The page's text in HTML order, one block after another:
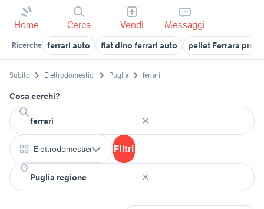
Home Cerca Vendi Messaggi
Ricerche ferrari auto fiat dino ferrari auto pellet Ferrara
Subito Elettrodomestici Puglia ferrari
Cosa cerchi?
Elettrodomestici Filtri